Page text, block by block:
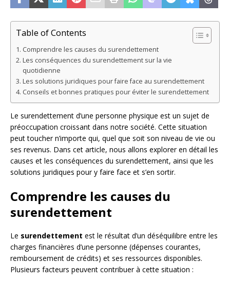
Table of Contents
Comprendre les causes du surendettement
Les conséquences du surendettement sur la vie
quotidienne
Les solutions juridiques pour faire face au surendettement
Conseils et bonnes pratiques pour éviter le surendettement
Le surendettement d’une personne physique est un sujet de
préoccupation croissant dans notre société. Cette situation
peut toucher n’importe qui, quel que soit son niveau de vie ou
ses revenus. Dans cet article, nous allons explorer en détail les
causes et les conséquences du surendettement, ainsi que les
solutions juridiques pour y faire face et s’en sortir.
Comprendre les causes du
surendettement
Le surendettement est le résultat d’un déséquilibre entre les
charges financières d’une personne (dépenses courantes,
remboursement de crédits) et ses ressources disponibles.
Plusieurs facteurs peuvent contribuer à cette situation :